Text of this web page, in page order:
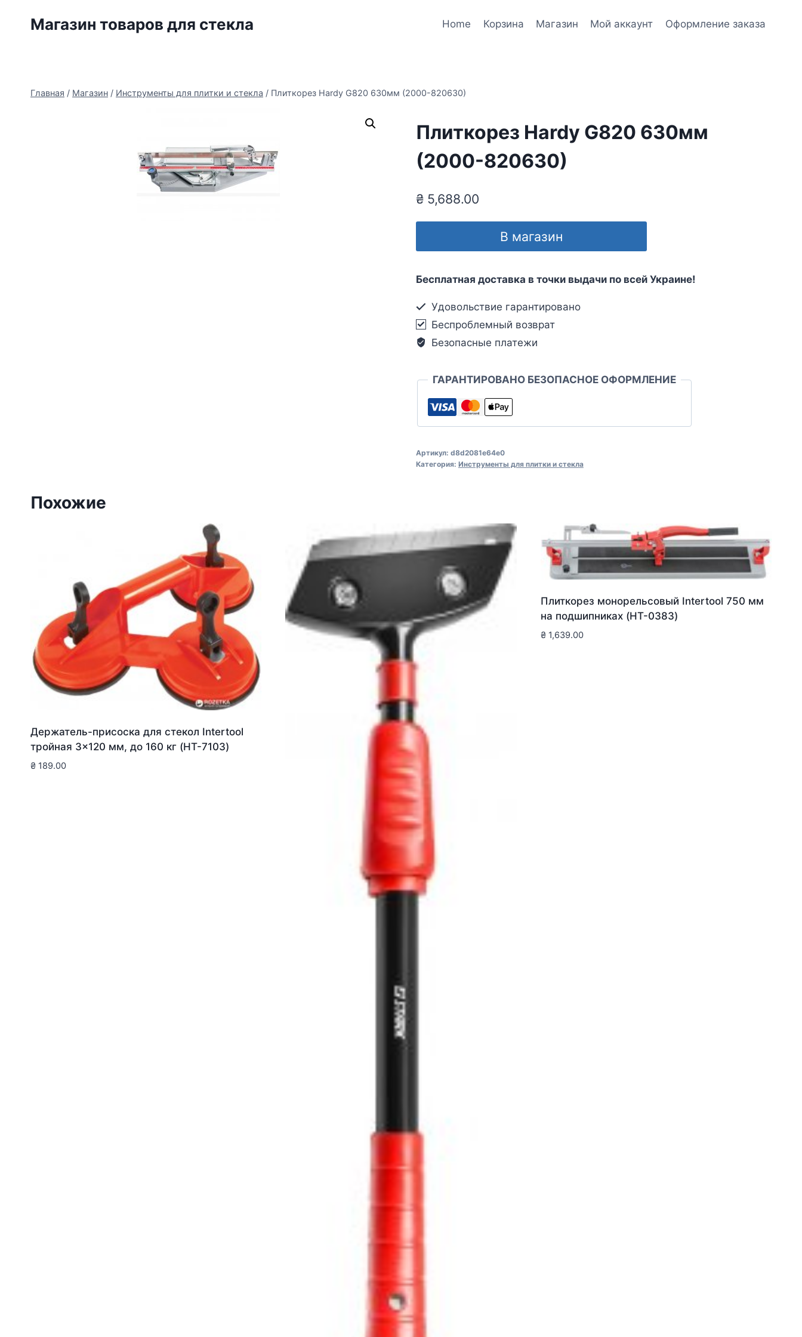
Магазин товаров для стекла Home Корзина Магазин Мой аккаунт Оформление заказа
Главная / Магазин / Инструменты для плитки и стекла / Плиткорез Hardy G820 630мм (2000-820630)
Плиткорез Hardy G820 630мм
(2000-820630)
₴5,688.00
В магазин
Бесплатная доставка в точки выдачи по всей Украине!
Удовольствие гарантировано
Беспроблемный возврат
Безопасные платежи
ГАРАНТИРОВАНО БЕЗОПАСНОЕ ОФОРМЛЕНИЕ
Артикул: d8d2081e64e0
Категория: Инструменты для плитки и стекла
Похожие
Держатель-присоска для стекол Intertool
тройная 3×120 мм, до 160 кг (HT-7103)
₴ 189.00
Плиткорез монорельсовый Intertool 750 мм
на подшипниках (HT-0383)
₴1,639.00